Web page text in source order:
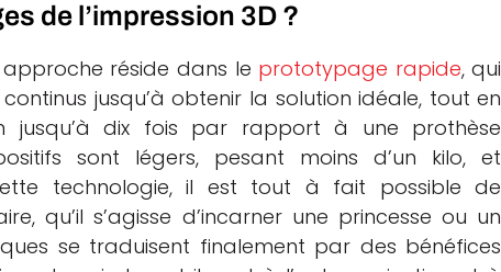
de l’impression 3D ?
réside dans le prototypage rapide, qui
jusqu’à obtenir la solution idéale, tout en
jusqu’à dix fois par rapport à une prothèse
sont légers, pesant moins d’un kilo, et
technologie, il est tout à fait possible de
qu’il s’agisse d’incarner une princesse ou un
se traduisent finalement par des bénéfices